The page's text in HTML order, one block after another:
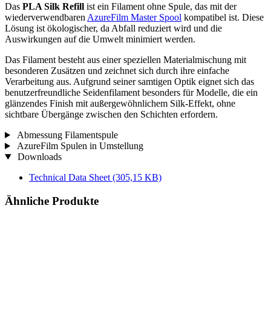
Das PLA Silk Refill ist ein Filament ohne Spule, das mit der
wiederverwendbaren AzureFilm Master Spool kompatibel ist. Diese
Lösung ist ökologischer, da Abfall reduziert wird und die
Auswirkungen auf die Umwelt minimiert werden.
Das Filament besteht aus einer speziellen Materialmischung mit
besonderen Zusätzen und zeichnet sich durch ihre einfache
Verarbeitung aus. Aufgrund seiner samtigen Optik eignet sich das
benutzerfreundliche Seidenfilament besonders für Modelle, die ein
glänzendes Finish mit außergewöhnlichem Silk-Effekt, ohne
sichtbare Übergänge zwischen den Schichten erfordern.
Abmessung Filamentspule
AzureFilm Spulen in Umstellung
Downloads
Technical Data Sheet (305,15 KB)
Ähnliche Produkte